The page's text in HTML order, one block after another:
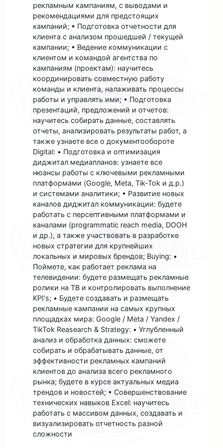
рекламным кампаниям, с выводами и
рекомендациями для предстоящих
кампаний; • Подготовка отчетности для
клиента с анализом прошедшей / текущей
кампании; • Ведение коммуникации с
клиентом и командой агентства по
кампаниям (проектам): научитесь
координировать совместную работу
команды и клиента, налаживать процессы
работы и управлять ими; • Подготовка
презентаций, предложений и отчетов:
научитесь собирать данные, составлять
отчеты, анализировать результаты работ, а
также узнаете все о документообороте
Digital: • Подготовка и оптимизация
диджитал медиапланов: узнаете все
нюансы работы с ключевыми рекламными
платформами (Google, Meta, Tik-Tok и д.р.)
и системами аналитики; • Развитие новых
каналов диджитал коммуникации: будете
работать с персептивными платформами и
каналами (programmatic reach media, DOOH
и др.), а также участвовать в разработке
новых стратегии для крупнейших
локальных и мировых брендов; Buying: •
Поймете, как работает реклама на
телевидении: будете размещать рекламные
ролики на ТВ и контролировать выполнение
KPI's; • Будете создавать и размещать
рекламные кампании на самых крупных
площадках мира: Google / Meta / Yandex /
TikTok Reasearch & Strategy: • Углубленный
анализ и обработка данных: сможете
собирать и обрабатывать данные, от
эффективности рекламных кампаний
клиентов до анализа всего рекламного
рынка; будете в курсе актуальных медиа
трендов и новостей; • Совершенствование
технических навыков Excel: научитесь
работать с массивом данных, создавать и
визуализировать отчетность разной
сложности